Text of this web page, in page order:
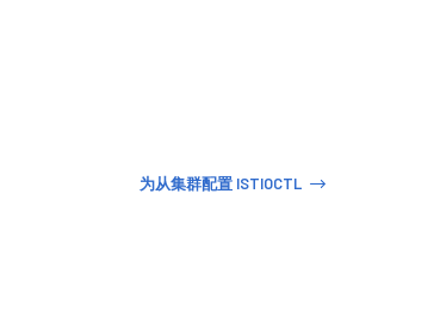
为从集群配置 ISTIOCTL